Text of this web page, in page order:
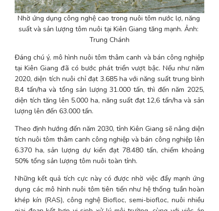
Nhờ ứng dụng công nghệ cao trong nuôi tôm nước lợ, năng
suất và sản lượng tôm nuôi tại Kiên Giang tăng mạnh. Ảnh:
Trung Chánh
Đáng chú ý, mô hình nuôi tôm thâm canh và bán công nghiệp
tại Kiên Giang đã có bước phát triển vượt bậc. Nếu như năm
2020, diện tích nuôi chỉ đạt 3.685 ha với năng suất trung bình
8,4 tấn/ha và tổng sản lượng 31.000 tấn, thì đến năm 2025,
diện tích tăng lên 5.000 ha, năng suất đạt 12,6 tấn/ha và sản
lượng lên đến 63.000 tấn.
Theo định hướng đến năm 2030, tỉnh Kiên Giang sẽ nâng diện
tích nuôi tôm thâm canh công nghiệp và bán công nghiệp lên
6.370 ha, sản lượng dự kiến đạt 78.480 tấn, chiếm khoảng
50% tổng sản lượng tôm nuôi toàn tỉnh.
Những kết quả tích cực này có được nhờ việc đẩy mạnh ứng
dụng các mô hình nuôi tôm tiên tiến như hệ thống tuần hoàn
khép kín (RAS), công nghệ Biofloc, semi-biofloc, nuôi nhiều